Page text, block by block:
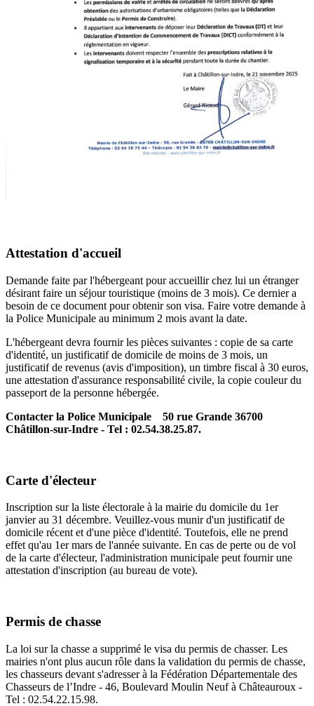
Attestation d'accueil
Demande faite par l'hébergeant pour accueillir chez lui un étranger
désirant faire un séjour touristique (moins de 3 mois). Ce dernier a
besoin de ce document pour obtenir son visa. Faire votre demande à
la Police Municipale au minimum 2 mois avant la date.
L'hébergeant devra fournir les pièces suivantes : copie de sa carte
d'identité, un justificatif de domicile de moins de 3 mois, un
justificatif de revenus (avis d'imposition), un timbre fiscal à 30 euros,
une attestation d'assurance responsabilité civile, la copie couleur du
passeport de la personne hébergée.
Contacter la Police Municipale 50 rue Grande 36700
Châtillon-sur-Indre - Tel : 02.54.38.25.87.
Carte d'électeur
Inscription sur la liste électorale à la mairie du domicile du 1er
janvier au 31 décembre. Veuillez-vous munir d'un justificatif de
domicile récent et d'une pièce d'identité. Toutefois, elle ne prend
effet qu'au 1er mars de l'année suivante. En cas de perte ou de vol
de la carte d'électeur, l'administration municipale peut fournir une
attestation d'inscription (au bureau de vote).
Permis de chasse
La loi sur la chasse a supprimé le visa du permis de chasser. Les
mairies n'ont plus aucun rôle dans la validation du permis de chasse,
les chasseurs devant s'adresser à la Fédération Départementale des
Chasseurs de l’Indre - 46, Boulevard Moulin Neuf à Châteauroux -
Tel : 02.54.22.15.98.